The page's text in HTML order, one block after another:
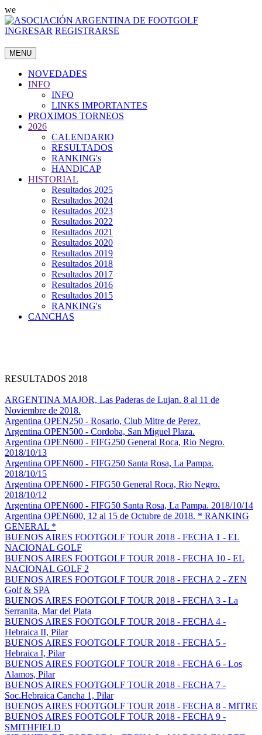
we
INGRESAR REGISTRARSE
MENU
NOVEDADES
INFO
INFO
LINKS IMPORTANTES
PROXIMOS TORNEOS
2026
CALENDARIO
RESULTADOS
RANKING's
HANDICAP
HISTORIAL
Resultados 2025
Resultados 2024
Resultados 2023
Resultados 2022
Resultados 2021
Resultados 2020
Resultados 2019
Resultados 2018
Resultados 2017
Resultados 2016
Resultados 2015
RANKING's
CANCHAS
RESULTADOS 2018
ARGENTINA MAJOR, Las Paderas de Lujan. 8 al 11 de
Noviembre de 2018.
Argentina OPEN250 - Rosario, Club Mitre de Perez.
Argentina OPEN500 - Cordoba, San Miguel Plaza.
Argentina OPEN600 - FIFG250 General Roca, Rio Negro.
2018/10/13
Argentina OPEN600 - FIFG250 Santa Rosa, La Pampa.
2018/10/15
Argentina OPEN600 - FIFG50 General Roca, Rio Negro.
2018/10/12
Argentina OPEN600 - FIFG50 Santa Rosa, La Pampa. 2018/10/14
Argentina OPEN600, 12 al 15 de Octubre de 2018. * RANKING
GENERAL *
BUENOS AIRES FOOTGOLF TOUR 2018 - FECHA 1 - EL
NACIONAL GOLF
BUENOS AIRES FOOTGOLF TOUR 2018 - FECHA 10 - EL
NACIONAL GOLF 2
BUENOS AIRES FOOTGOLF TOUR 2018 - FECHA 2 - ZEN
Golf & SPA
BUENOS AIRES FOOTGOLF TOUR 2018 - FECHA 3 - La
Serranita, Mar del Plata
BUENOS AIRES FOOTGOLF TOUR 2018 - FECHA 4 -
Hebraica II, Pilar
BUENOS AIRES FOOTGOLF TOUR 2018 - FECHA 5 -
Hebraica I, Pilar
BUENOS AIRES FOOTGOLF TOUR 2018 - FECHA 6 - Los
Alamos, Pilar
BUENOS AIRES FOOTGOLF TOUR 2018 - FECHA 7 -
Soc.Hebraica Cancha 1, Pilar
BUENOS AIRES FOOTGOLF TOUR 2018 - FECHA 8 - MITRE
BUENOS AIRES FOOTGOLF TOUR 2018 - FECHA 9 -
SMITHFIELD